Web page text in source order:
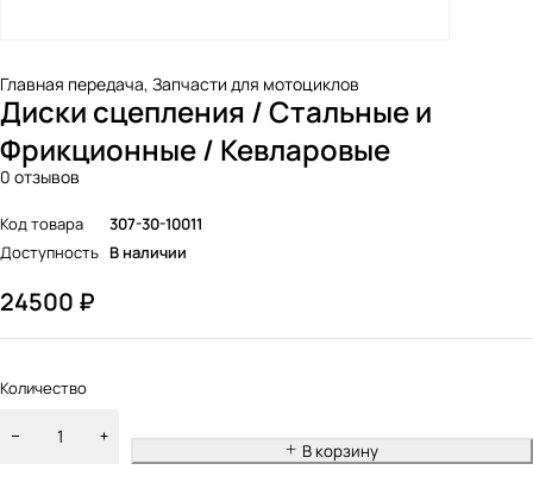
Главная передача, Запчасти для мотоциклов
Диски сцепления / Стальные и
Фрикционные / Кевларовые
0 отзывов
Код товара
307-30-10011
Доступность В наличии
24500 ₽
Количество
В корзину